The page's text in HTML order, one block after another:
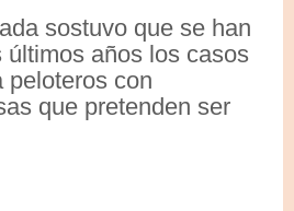
sostuvo que se han
últimos años los casos
peloteros con
que pretenden ser